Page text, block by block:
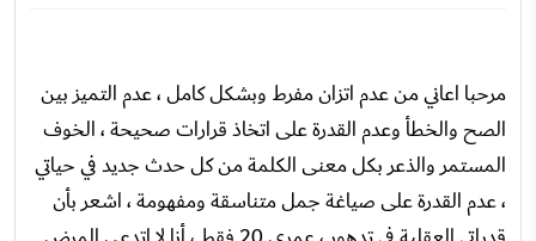
مرحبا اعاني من عدم اتزان مفرط وبشكل كامل ، عدم التميز بين
الصح والخطأ وعدم القدرة على اتخاذ قرارات صحيحة ، الخوف
المستمر والذعر بكل معنى الكلمة من كل حدث جديد في حياتي
، عدم القدرة على صياغة جمل متناسقة ومفهومة ، اشعر بأن